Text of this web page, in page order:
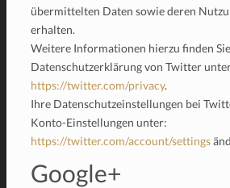
übermittelten Daten sowie deren
erhalten.
Weitere Informationen hierzu finden
Datenschutzerklärung von Twitter
https://twitter.com/privacy.
Ihre Datenschutzeinstellungen bei
Konto-Einstellungen unter:
https://twitter.com/account/settings
Google+